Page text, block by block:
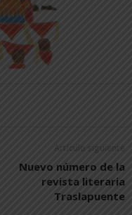
Artículo siguiente
Nuevo número de la
revista literaria
Traslapuente